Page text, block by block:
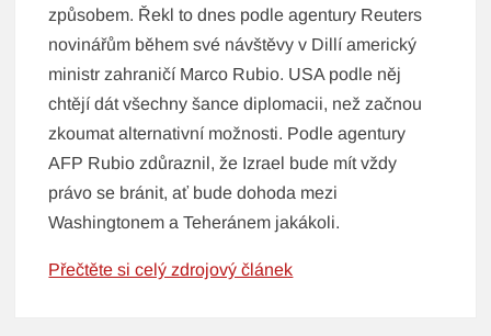
způsobem. Řekl to dnes podle agentury Reuters
novinářům během své návštěvy v Dillí americký
ministr zahraničí Marco Rubio. USA podle něj
chtějí dát všechny šance diplomacii, než začnou
zkoumat alternativní možnosti. Podle agentury
AFP Rubio zdůraznil, že Izrael bude mít vždy
právo se bránit, ať bude dohoda mezi
Washingtonem a Teheránem jakákoli.
Přečtěte si celý zdrojový článek